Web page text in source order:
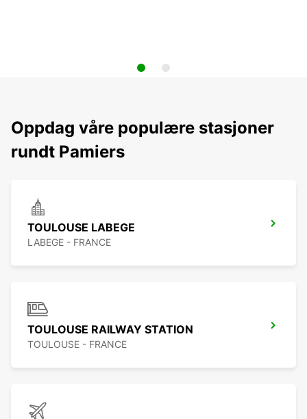
Oppdag våre populære stasjoner
rundt Pamiers
TOULOUSE LABEGE
LABEGE - FRANCE
TOULOUSE RAILWAY STATION
TOULOUSE - FRANCE